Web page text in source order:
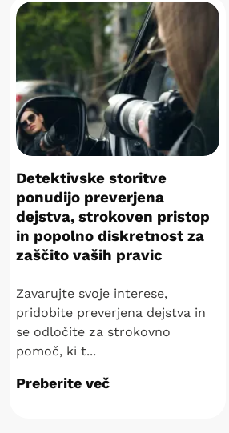
Detektivske storitve
ponudijo preverjena
dejstva, strokoven pristop
in popolno diskretnost za
zaščito vaših pravic
Zavarujte svoje interese,
pridobite preverjena dejstva in
se odločite za strokovno
pomoč, ki t...
Preberite več